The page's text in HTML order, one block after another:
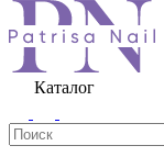
Каталог